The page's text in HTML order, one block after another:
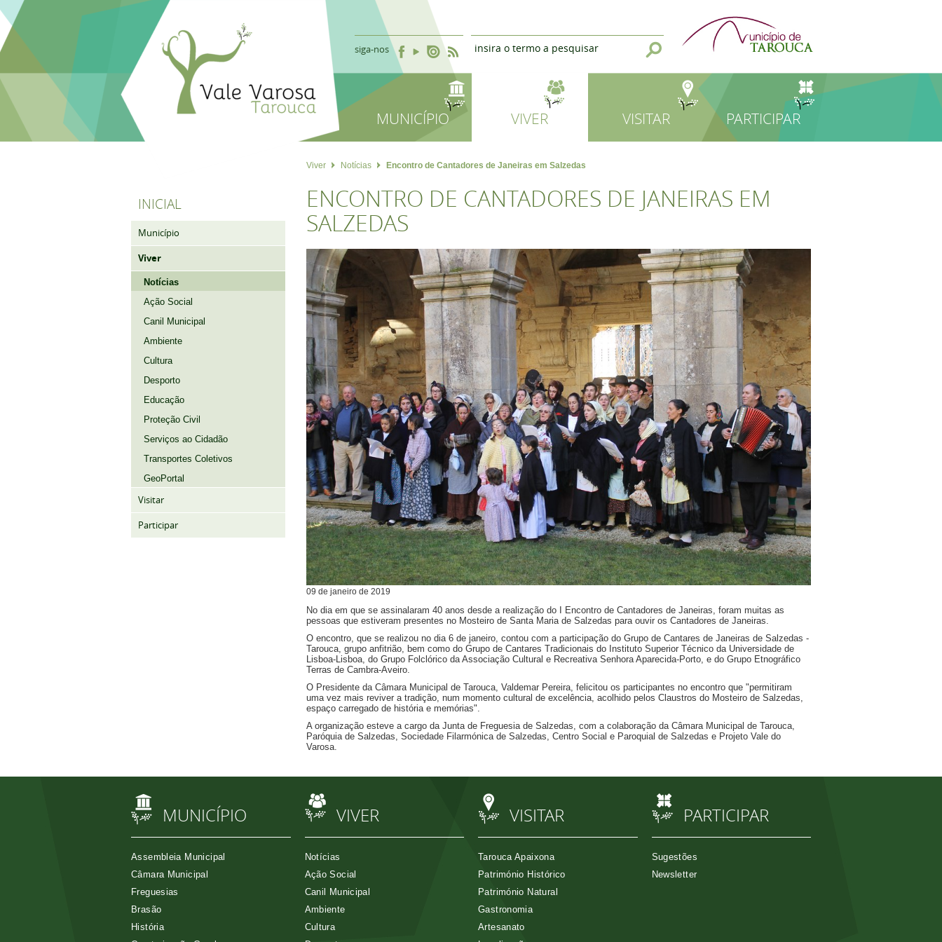
siga-nos
MUNICÍPIO VIVER VISITAR PARTICIPAR
INICIAL
Município
Viver
Notícias
Ação Social
Canil Municipal
Ambiente
Cultura
Desporto
Educação
Proteção Civil
Serviços ao Cidadão
Transportes Coletivos
GeoPortal
Visitar
Participar
Viver Notícias Encontro de Cantadores de Janeiras em Salzedas
ENCONTRO DE CANTADORES DE JANEIRAS EM
SALZEDAS
09 de janeiro de 2019
No dia em que se assinalaram 40 anos desde a realização do I Encontro de Cantadores de Janeiras, foram muitas as
pessoas que estiveram presentes no Mosteiro de Santa Maria de Salzedas para ouvir os Cantadores de Janeiras.
O encontro, que se realizou no dia 6 de janeiro, contou com a participação do Grupo de Cantares de Janeiras de Salzedas -
Tarouca, grupo anfitrião, bem como do Grupo de Cantares Tradicionais do Instituto Superior Técnico da Universidade de
Lisboa-Lisboa, do Grupo Folclórico da Associação Cultural e Recreativa Senhora Aparecida-Porto, e do Grupo Etnográfico
Terras de Cambra-Aveiro.
O Presidente da Câmara Municipal de Tarouca, Valdemar Pereira, felicitou os participantes no encontro que "permitiram
uma vez mais reviver a tradição, num momento cultural de excelência, acolhido pelos Claustros do Mosteiro de Salzedas,
espaço carregado de história e memórias".
A organização esteve a cargo da Junta de Freguesia de Salzedas, com a colaboração da Câmara Municipal de Tarouca,
Paróquia de Salzedas, Sociedade Filarmónica de Salzedas, Centro Social e Paroquial de Salzedas e Projeto Vale do
Varosa.
MUNICÍPIO
Assembleia Municipal
Câmara Municipal
Freguesias
Brasão
História
VIVER
Notícias
Ação Social
Canil Municipal
Ambiente
Cultura
VISITAR
Tarouca Apaixona
Património Histórico
Património Natural
Gastronomia
Artesanato
PARTICIPAR
Sugestões
Newsletter